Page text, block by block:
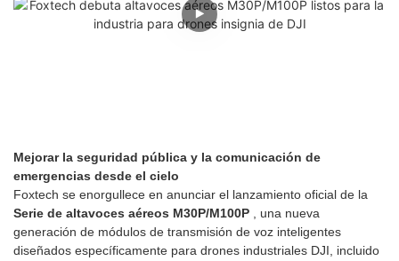
Mejorar la seguridad pública y la comunicación de
emergencias desde el cielo
Foxtech se enorgullece en anunciar el lanzamiento oficial de la
Serie de altavoces aéreos M30P/M100P , una nueva
generación de módulos de transmisión de voz inteligentes
diseñados específicamente para drones industriales DJI, incluido